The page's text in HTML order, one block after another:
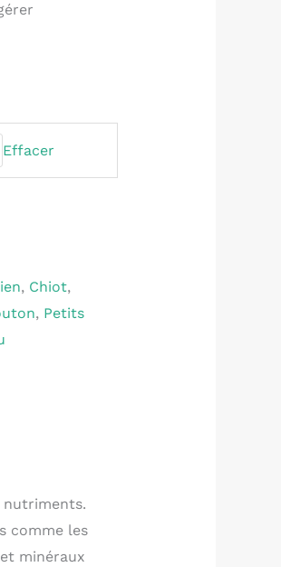
Effacer
, Chiot,
, Petits
nutriments.
comme les
minéraux